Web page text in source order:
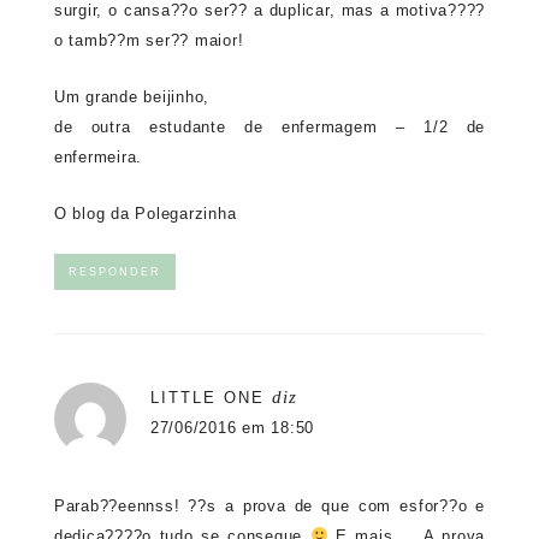
surgir, o cansa??o ser?? a duplicar, mas a motiva????
o tamb??m ser?? maior!
Um grande beijinho,
de outra estudante de enfermagem – 1/2 de
enfermeira.
O blog da Polegarzinha
RESPONDER
LITTLE ONE diz
27/06/2016 em 18:50
Parab??eennss! ??s a prova de que com esfor??o e